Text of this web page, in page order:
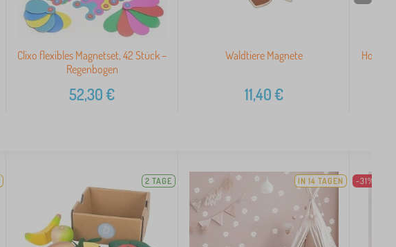
Clixo flexibles Magnetset, 42 Stück –
Regenbogen
52,30€
Waldtiere Magnete
11,40€
2 TAGE IN 14 TAGEN -31%